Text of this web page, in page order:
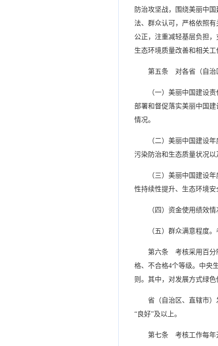
防治攻坚战，围绕美丽中
法、群众认可，严格依照
公正，注重减轻基层负担
生态环境质量改善和相关
第五条 对各省（自治
（一）美丽中国建设
部署和督促落实美丽中国
情况。
（二）美丽中国建设
污染防治和生态质量状况
（三）美丽中国建设
性持续性提升、生态环境
（四）资金使用绩效
（五）群众满意程度
第六条 考核采用百分
格、不合格4个等级。中央
则。其中，对发展方式绿
省（自治区、直辖市
“良好”及以上。
第七条 考核工作每年